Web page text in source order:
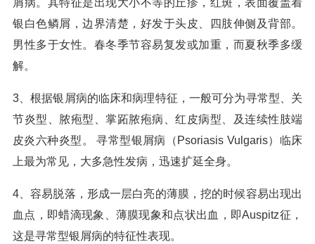
银白色鳞屑，边界清楚，好发于头皮、四肢伸侧及背部。
男性多于女性。春冬季节容易复发或加重，而夏秋季多缓
解。
3、根据银屑病的临床和病理特征，一般可分为寻常型、关
节炎型、脓疱型、掌跖脓疱病、红皮病型、及连续性肢端
皮炎六种炎型。 寻常型银屑病（Psoriasis Vulgaris）临床
上最为常见，大多急性发病，迅速扩延全身。
4、容易脱落，形成一层白亮的薄膜，挖的时候容易出现出
血点，即蜡滴现象、薄膜现象和点状出血，即Auspitz征，
这是寻常型银屑病的特征性表现。